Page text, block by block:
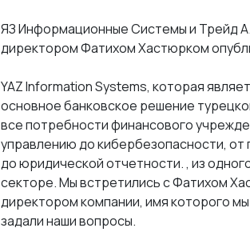
ЯЗ Информационные Системы и Трейд
директором Фатихом Хастюрком
YAZ Information Systems, которая
основное банковское решение
все потребности финансового
управлению до кибербезопасности,
до юридической отчетности. , из
секторе. Мы встретились с Фатихом
директором компании, имя которого
задали наши вопросы.